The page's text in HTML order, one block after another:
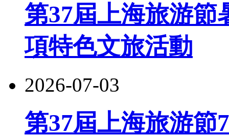
第37屆上海旅游節
項特色文旅活動
2026-07-03
第37屆上海旅游節